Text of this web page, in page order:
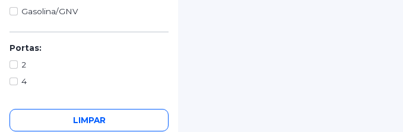
Gasolina/GNV
Portas:
2
4
LIMPAR